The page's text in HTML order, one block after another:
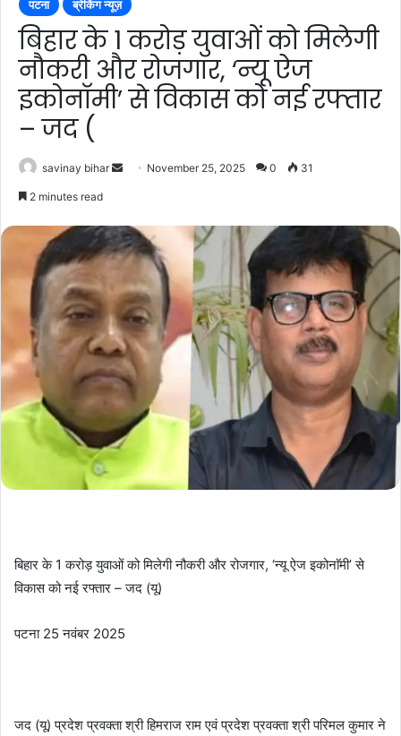
पटना ब्रेकिंग न्यूज़
बिहार के 1 करोड़ युवाओं को मिलेगी
नौकरी और रोजगार, ‘न्यू ऐज
इकोनाॅमी’ से विकास को नई रफ्तार
– जद (
savinay bihar
SendNovember 25, 2025 0 31
2 minutes read
बिहार के 1 करोड़ युवाओं को मिलेगी नौकरी और रोजगार, ‘न्यू ऐज इकोनाॅमी’ से
विकास को नई रफ्तार – जद (यू)
पटना 25 नवंबर 2025
जद (यू) प्रदेश प्रवक्ता श्री हिमराज राम एवं प्रदेश प्रवक्ता श्री परिमल कुमार ने